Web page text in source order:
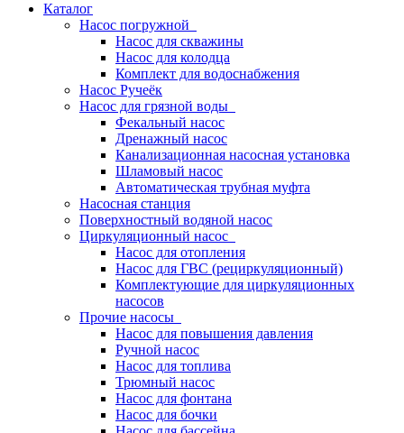
Каталог
Насос погружной
Насос для скважины
Насос для колодца
Комплект для водоснабжения
Насос Ручеёк
Насос для грязной воды
Фекальный насос
Дренажный насос
Канализационная насосная установка
Шламовый насос
Автоматическая трубная муфта
Насосная станция
Поверхностный водяной насос
Циркуляционный насос
Насос для отопления
Насос для ГВС (рециркуляционный)
Комплектующие для циркуляционных
насосов
Прочие насосы
Насос для повышения давления
Ручной насос
Насос для топлива
Трюмный насос
Насос для фонтана
Насос для бочки